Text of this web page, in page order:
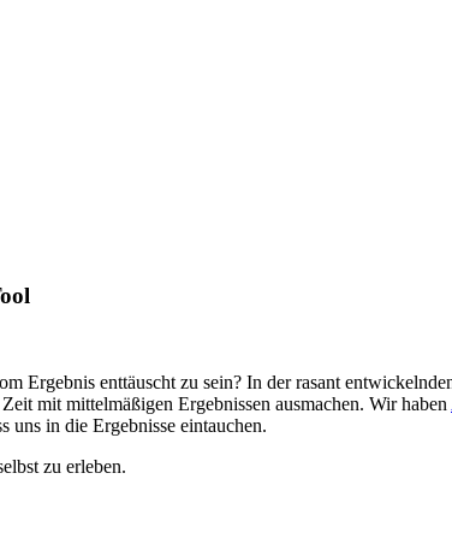
Ergebnis enttäuscht zu sein? In der rasant
mit mittelmäßigen Ergebnissen ausmachen. Wir haben
in die Ergebnisse eintauchen.
zu erleben.